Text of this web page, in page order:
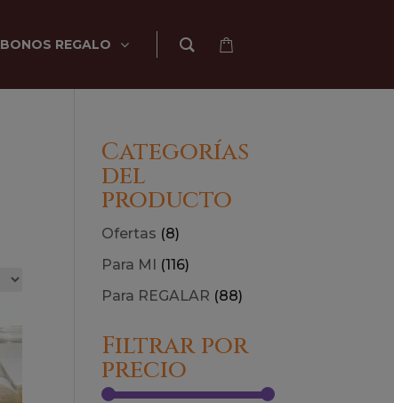
BONOS REGALO
Categorías
del
producto
Ofertas (8)
Para MI (116)
Para REGALAR (88)
Filtrar por
precio